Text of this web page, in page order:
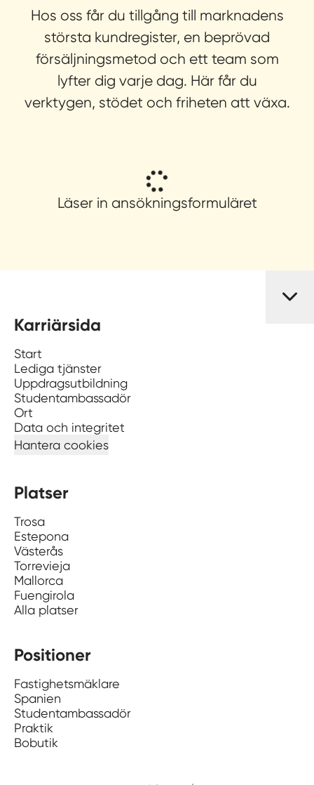
Hos oss får du tillgång till marknadens
största kundregister, en beprövad
försäljningsmetod och ett team som
lyfter dig varje dag. Här får du
verktygen, stödet och friheten att växa.
Läser in ansökningsformuläret
Karriärsida
Start
Lediga tjänster
Uppdragsutbildning
Studentambassadör
Ort
Data och integritet
Hantera cookies
Platser
Trosa
Estepona
Västerås
Torrevieja
Mallorca
Fuengirola
Alla platser
Positioner
Fastighetsmäklare
Spanien
Studentambassadör
Praktik
Bobutik